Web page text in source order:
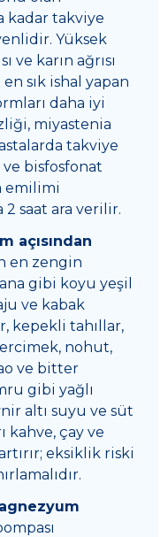
kadar takviye
Yüksek
ve karın ağrısı
sık ishal yapan
daha iyi
miyastenia
takviye
bisfosfonat
emilimi
saat ara verilir.
açısından
en zengin
gibi koyu yeşil
ve kabak
kepekli tahıllar,
nohut,
ve bitter
gibi yağlı
altı suyu ve süt
kahve, çay ve
eksiklik riski